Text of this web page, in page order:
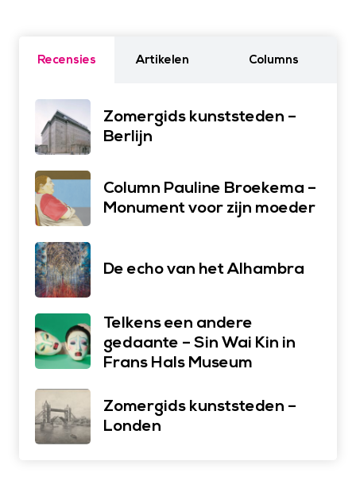
Recensies Artikelen Columns
Zomergids kunststeden –
Berlijn
Column Pauline Broekema –
Monument voor zijn moeder
De echo van het Alhambra
Telkens een andere
gedaante – Sin Wai Kin in
Frans Hals Museum
Zomergids kunststeden –
Londen